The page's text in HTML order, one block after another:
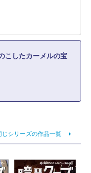
こしたカーメルの宝
じシリーズの作品一覧